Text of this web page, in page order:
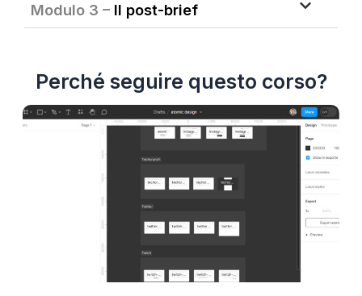
Modulo 3 – Il post-brief
Perché seguire questo corso?